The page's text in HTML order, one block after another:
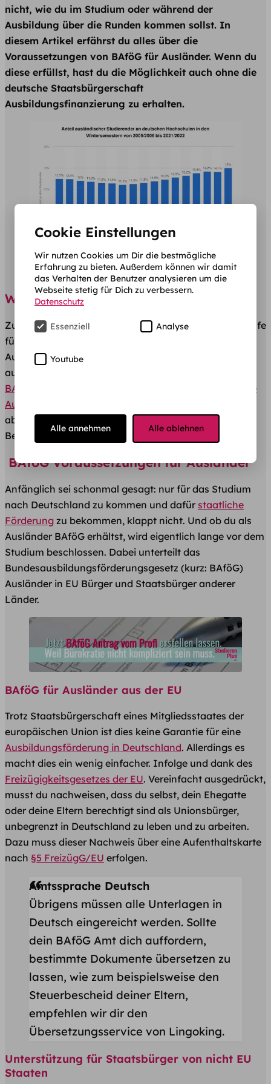
nicht, wie du im Studium oder während der
Ausbildung über die Runden kommen sollst. In
diesem Artikel erfährst du alles über die
Voraussetzungen von BAföG für Ausländer. Wenn du
diese erfüllst, hast du die Möglichkeit auch ohne die
deutsche Staatsbürgerschaft
Ausbildungsfinanzierung zu erhalten.
Wer bekommt BAföG?
​Zuerst einmal – BAföG ist eine staatliche finanzielle ​Hilfe
für deutsche Studierende und
Ausland, die folgende
auch nicht-deutsche Staatsbürger können laut
BAföG
entsprechende
Ausbildung
absolvieren. ​Allerdings müssen hierfür weitere
Bedingungen erfüllt sein:
​ BAföG Voraussetzungen für Ausländer
​Anfänglich sei schonmal gesagt: nur für das Studium
nach Deutschland zu kommen und dafür staatliche
Förderung zu ​bekommen, klappt nicht. Und ob du als
Ausländer BAföG erhältst, wird eigentlich lange vor dem
Studium ​beschlossen. Dabei unterteilt das
Bundesausbildungsförderungsgesetz (kurz: BAföG)
Ausländer in EU Bürger und Staatsbürger anderer
Länder.
BAföG für Ausländer aus der EU
Trotz Staatsbürgerschaft eines Mitgliedsstaates der
europäischen Union ist dies keine Garantie für eine
Ausbildungsförderung in Deutschland. Allerdings es
macht dies ein wenig einfacher. Infolge und dank des
Freizügigkeitsgesetzes der EU. Vereinfacht ausgedrückt,
musst du nachweisen, dass du selbst, dein Ehegatte
oder deine Eltern berechtigt sind als Unionsbürger,
unbegrenzt in Deutschland zu leben und zu arbeiten.
Dazu muss dieser Nachweis über eine Aufenthaltskarte
nach §5 FreizügG/EU erfolgen.
Amtssprache Deutsch
Übrigens müssen alle Unterlagen in
Deutsch eingereicht werden. Sollte
dein BAföG Amt dich auffordern,
bestimmte Dokumente übersetzen zu
lassen, wie zum beispielsweise den
Steuerbescheid deiner Eltern,
empfehlen wir dir den
Übersetzungsservice von Lingoking.
​Unterstützung für Staatsbürger von nicht EU
Staaten
Cookie Einstellungen
Wir nutzen Cookies um Dir die bestmögliche
Erfahrung zu bieten. Außerdem können wir damit
das Verhalten der Benutzer analysieren um die
Webseite stetig für Dich zu verbessern.
Datenschutz
Essenziell Analyse
Youtube
Alle annehmen Alle ablehnen